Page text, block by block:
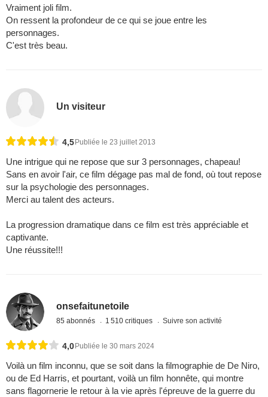
Vraiment joli film.
On ressent la profondeur de ce qui se joue entre les
personnages.
C'est très beau.
Un visiteur
4,5Publiée le 23 juillet 2013
Une intrigue qui ne repose que sur 3 personnages, chapeau!
Sans en avoir l'air, ce film dégage pas mal de fond, où tout repose
sur la psychologie des personnages.
Merci au talent des acteurs.
La progression dramatique dans ce film est très appréciable et
captivante.
Une réussite!!!
onsefaitunetoile
85 abonnés 1 510 critiques Suivre son activité
4,0Publiée le 30 mars 2024
Voilà un film inconnu, que se soit dans la filmographie de De Niro,
ou de Ed Harris, et pourtant, voilà un film honnête, qui montre
sans flagornerie le retour à la vie après l'épreuve de la guerre du